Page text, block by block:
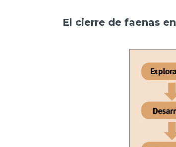
El cierre de faenas